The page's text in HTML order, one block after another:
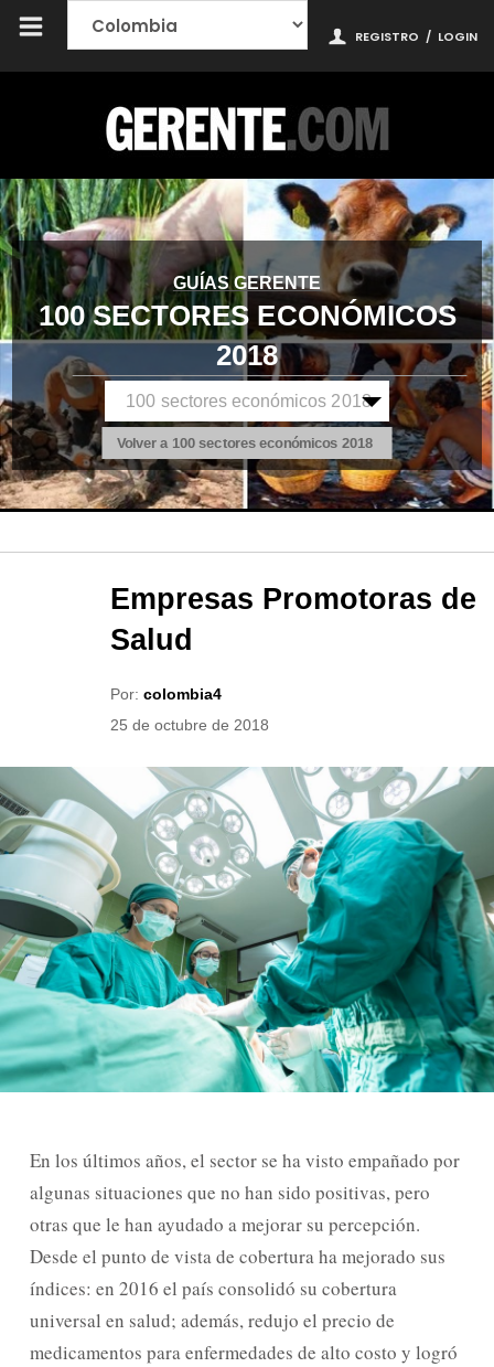
REGISTRO / LOGIN
GUÍAS GERENTE
100 SECTORES ECONÓMICOS
2018
Volver a 100 sectores económicos 2018
Empresas Promotoras de
Salud
Por: colombia4
25 de octubre de 2018
En los últimos años, el sector se ha visto empañado por
algunas situaciones que no han sido positivas, pero
otras que le han ayudado a mejorar su percepción.
Desde el punto de vista de cobertura ha mejorado sus
índices: en 2016 el país consolidó su cobertura
universal en salud; además, redujo el precio de
medicamentos para enfermedades de alto costo y logró